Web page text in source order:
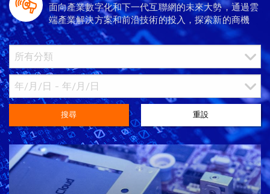
面向產業數字化和下一代互聯網的未來大勢，通過雲
端產業解決方案和前沿技術的投入，探索新的商機
搜尋 重設